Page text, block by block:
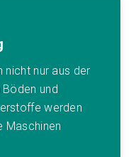
nicht nur aus der
und
werden
Maschinen